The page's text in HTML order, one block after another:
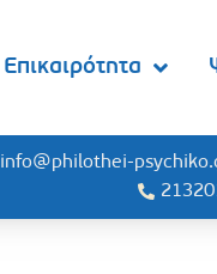
Επικαιρότητα
info@philothei-